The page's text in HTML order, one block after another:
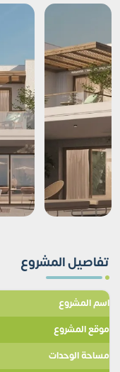
تفاصيل المشروع
اسم المشروع
موقع المشروع
مساحة الوحدات